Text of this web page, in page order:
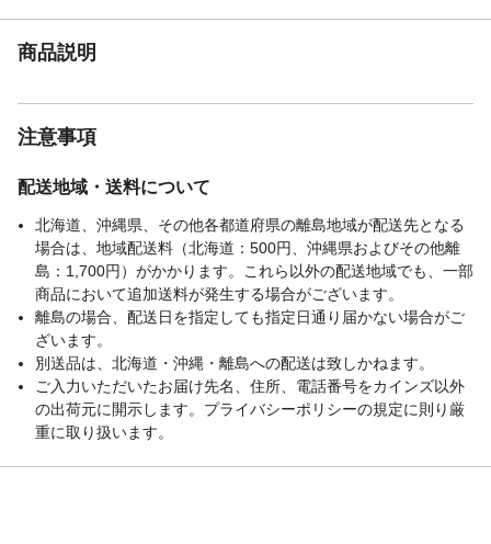
商品説明
注意事項
配送地域・送料について
北海道、沖縄県、その他各都道府県の離島地域が配送先となる
場合は、地域配送料（北海道：500円、沖縄県およびその他離
島：1,700円）がかかります。これら以外の配送地域でも、一部
商品において追加送料が発生する場合がございます。
離島の場合、配送日を指定しても指定日通り届かない場合がご
ざいます。
別送品は、北海道・沖縄・離島への配送は致しかねます。
ご入力いただいたお届け先名、住所、電話番号をカインズ以外
の出荷元に開示します。プライバシーポリシーの規定に則り厳
重に取り扱います。